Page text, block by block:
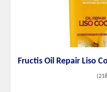
Fructis Oil Repair Liso
(